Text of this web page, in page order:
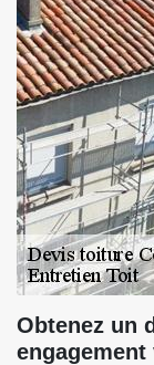
Obtenez un
engagement